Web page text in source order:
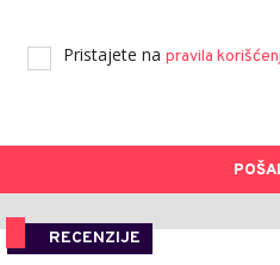
Pristajete na pravila
RECENZIJE